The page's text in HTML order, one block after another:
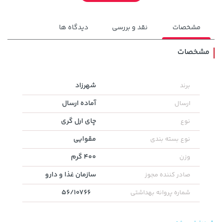
315,900 تومان
185,000 تومان
219,900
مشخصات نقد و بررسی دیدگاه ها
مشخصات
برند شهرزاد
ارسال آماده ارسال
نوع چای ارل گری
نوع بسته بندی مقوایی
وزن 400 گرم
صادر کننده مجوز سازمان غذا و دارو
شماره پروانه بهداشتی 56/10766